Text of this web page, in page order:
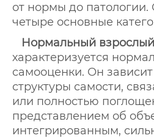
от нормы до
четыре основные
Нормальный
характеризуется
самооценки. Он
структуры самости,
или полностью
представлением об
интегрированным,